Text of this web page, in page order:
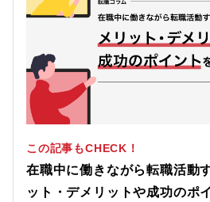
この記事もCHECK！
在職中に働きながら転職活動
ット・デメリットや成功のポ